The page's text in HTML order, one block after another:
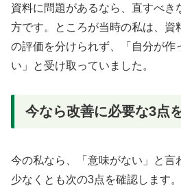
資料に問題があるなら、直すべき
方です。ところが当時の私は、資
の評価を分けられず、「自分が作
い」と受け取っていました。
今なら改善に必要な3点
今の私なら、「意味がない」と言
少なくとも次の3点を確認します。